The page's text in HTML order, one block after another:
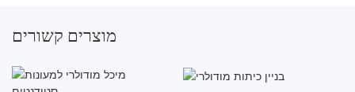
מוצרים קשורים